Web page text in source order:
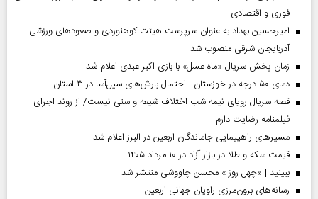
فوری و اقتصادی
امیرحسین بهداد به عنوان سرپرست هیئت کوهنوردی و صعودهای ورزشی
آذربایجان شرقی منصوب شد
زمان پخش سریال «ماه عسل» با بازی اکبر عبدی اعلام شد
دمای ۵۰ درجه در خوزستان | احتمال بارش‌های سیل‌آسا در ۳ استان
قصه سریال رویای نیمه شب اختلاف شیعه و سنی نیست/ از روند اجرای
فیلمنامه رضایت دارم
مسیر‌های راهپیمایی جاماندگان اربعین در البرز اعلام شد
قیمت سکه و طلا در بازار آزاد در ۱۰ مرداد ۱۴۰۵
ببینید | «چهل روز » محسن چاووشی منتشر شد
رسانه‌های برون‌مرزی راویان جهانی اربعین